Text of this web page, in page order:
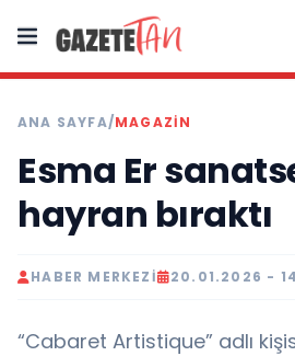
ANA SAYFA/MAGAZİN
Esma Er
hayran bıraktı
HABER MERKEZI 20.01.2026 -
“Cabaret Artistique” adlı